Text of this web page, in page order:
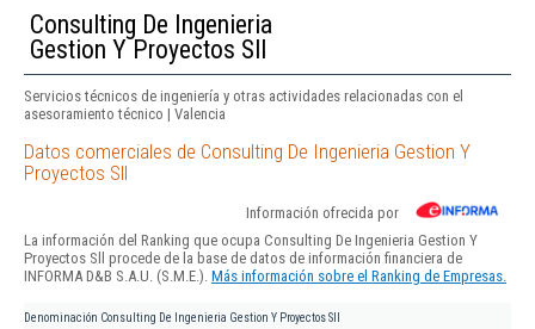
Consulting De Ingenieria
Gestion Y Proyectos Sll
Servicios técnicos de ingeniería y otras actividades relacionadas con el
asesoramiento técnico | Valencia
Datos comerciales de Consulting De Ingenieria Gestion Y
Proyectos Sll
Información ofrecida por
La información del Ranking que ocupa Consulting De Ingenieria Gestion Y
Proyectos Sll procede de la base de datos de información financiera de
INFORMA D&B S.A.U. (S.M.E.). Más información sobre el Ranking de Empresas.
Denominación Consulting De Ingenieria Gestion Y Proyectos Sll